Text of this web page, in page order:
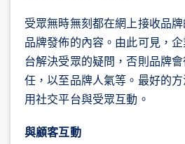
受眾無時無刻都在網上接收品
品牌發佈的內容。由此可見，
台解決受眾的疑問，否則品牌
任，以至品牌人氣等。最好的
用社交平台與受眾互動。
與顧客互動